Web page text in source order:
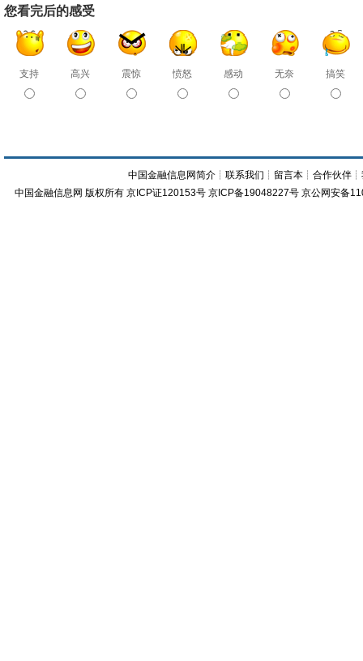
您看完后的感受
支持 高兴 震惊 愤怒 感动 无奈 搞笑
中国金融信息网简介 ┊联系我们 ┊ 留言本 ┊合作伙伴 ┊
中国金融信息网 版权所有 京ICP证120153号 京ICP备19048227号 京公网安备